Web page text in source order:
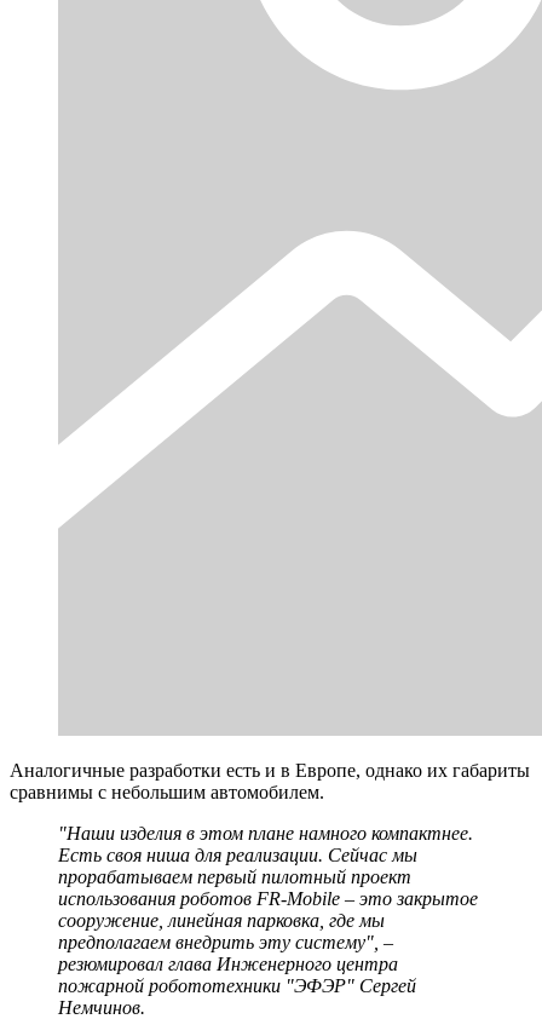
Аналогичные разработки есть и в Европе, однако их габариты
сравнимы с небольшим автомобилем.
"Наши изделия в этом плане намного компактнее.
Есть своя ниша для реализации. Сейчас мы
прорабатываем первый пилотный проект
использования роботов FR-Mobile – это закрытое
сооружение, линейная парковка, где мы
предполагаем внедрить эту систему", –
резюмировал глава Инженерного центра
пожарной робототехники "ЭФЭР" Сергей
Немчинов.